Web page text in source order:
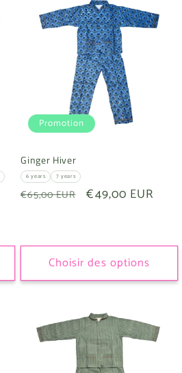
Promotion
Ginger Hiver
6 years 7 years
Prix
€65,00 EUR
Prix
€49,00 EUR
Choisir des options